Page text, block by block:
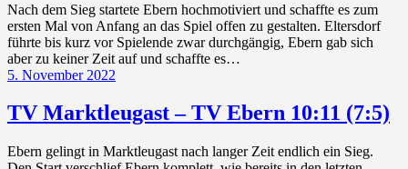
Nach dem Sieg startete Ebern hochmotiviert und schaffte es zum
ersten Mal von Anfang an das Spiel offen zu gestalten. Eltersdorf
führte bis kurz vor Spielende zwar durchgängig, Ebern gab sich
aber zu keiner Zeit auf und schaffte es…
5. November 2022
TV Marktleugast – TV Ebern 10:11 (7:5)
Ebern gelingt in Marktleugast nach langer Zeit endlich ein Sieg.